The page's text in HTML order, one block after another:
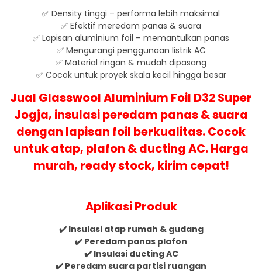
✅ Density tinggi – performa lebih maksimal
✅ Efektif meredam panas & suara
✅ Lapisan aluminium foil – memantulkan panas
✅ Mengurangi penggunaan listrik AC
✅ Material ringan & mudah dipasang
✅ Cocok untuk proyek skala kecil hingga besar
Jual Glasswool Aluminium Foil D32 Super
Jogja, insulasi peredam panas & suara
dengan lapisan foil berkualitas. Cocok
untuk atap, plafon & ducting AC. Harga
murah, ready stock, kirim cepat!
Aplikasi Produk
✔️ Insulasi atap rumah & gudang
✔️ Peredam panas plafon
✔️ Insulasi ducting AC
✔️ Peredam suara partisi ruangan